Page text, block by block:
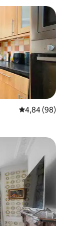
Priemerné
4,84 (98)